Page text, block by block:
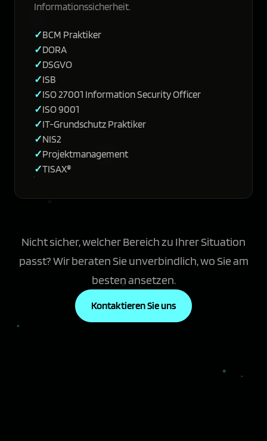
Informationssicherheit.
BCM Praktiker
DORA
DSGVO
ISB
ISO 27001 Information Security Officer
ISO 9001
IT-Grundschutz Praktiker
NIS2
Projektmanagement
TISAX®
Nicht sicher, welcher Bereich zu Ihrer Situation
passt? Wir beraten Sie unverbindlich, wo Sie am
besten ansetzen.
Kontaktieren Sie uns